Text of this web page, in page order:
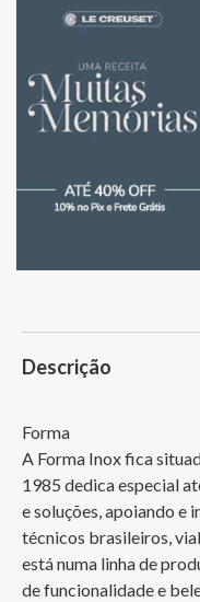
Descrição
Forma
A Forma Inox fica
1985 dedica especial
e soluções, apoiando e
técnicos brasileiros,
está numa linha de
de funcionalidade e